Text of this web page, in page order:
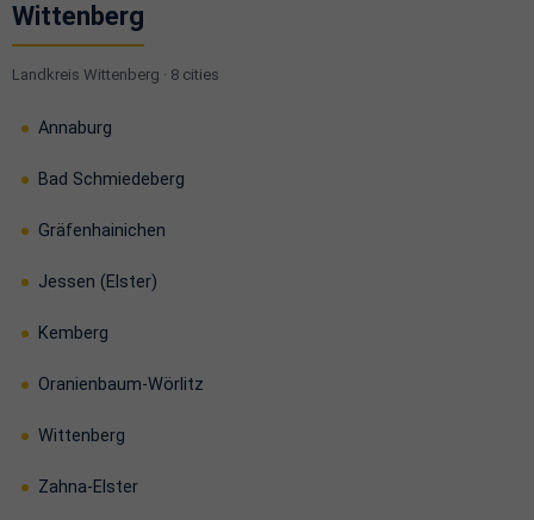
Wittenberg
Landkreis Wittenberg · 8 cities
Annaburg
Bad Schmiedeberg
Gräfenhainichen
Jessen (Elster)
Kemberg
Oranienbaum-Wörlitz
Wittenberg
Zahna-Elster